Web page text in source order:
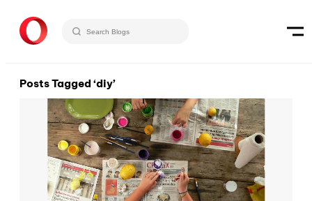
Posts Tagged ‘diy’